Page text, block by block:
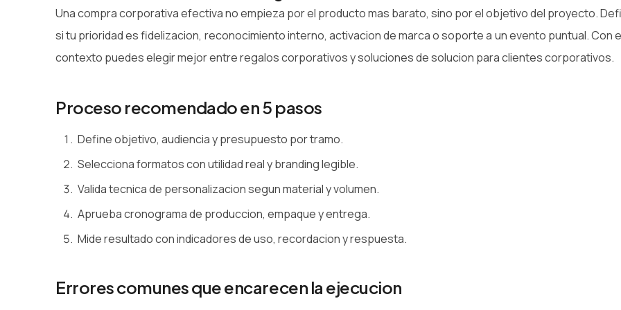
Una compra corporativa efectiva no empieza por el producto mas barato, sino por el objetivo del proyecto.
si tu prioridad es fidelizacion, reconocimiento interno, activacion de marca o soporte a un evento puntual. Con
contexto puedes elegir mejor entre regalos corporativos y soluciones de solucion para clientes corporativos.
Proceso recomendado en 5 pasos
Define objetivo, audiencia y presupuesto por tramo.
Selecciona formatos con utilidad real y branding legible.
Valida tecnica de personalizacion segun material y volumen.
Aprueba cronograma de produccion, empaque y entrega.
Mide resultado con indicadores de uso, recordacion y respuesta.
Errores comunes que encarecen la ejecucion